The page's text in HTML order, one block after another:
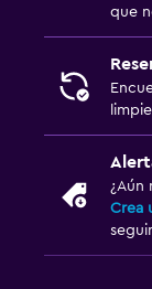
que
¿Aún
Crea